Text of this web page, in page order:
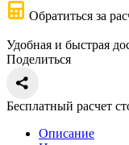
Обратиться за
Удобная и быстрая
Поделиться
Бесплатный расчет
Описание